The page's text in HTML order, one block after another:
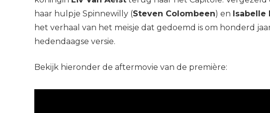
haar hulpje Spinnewilly (Steven Colombeen) en Isabelle
het verhaal van het meisje dat gedoemd is om honderd
hedendaagse versie.
Bekijk hieronder de aftermovie van de première: